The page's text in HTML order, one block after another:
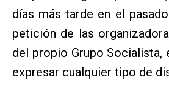
días más tarde en el
petición de las
del propio Grupo Socialista,
expresar cualquier tipo de